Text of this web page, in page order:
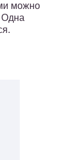
можно
Одна